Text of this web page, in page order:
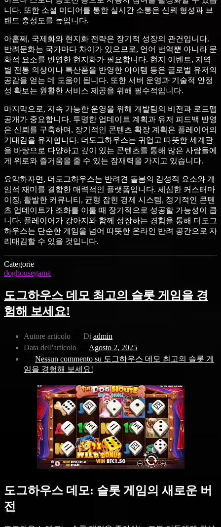
니다. 또한 소셜 미디어를 통한 실시간 소통은 신뢰 형성과 브
랜드 충성도를 높입니다.
아홉째, 국제화와 현지화 전략은 장기적 성장의 관건입니다.
반려문화는 국가마다 차이가 있으므로, 언어 번역뿐 아니라 문
화적 요소를 반영한 현지화가 필요합니다. 현지 이벤트, 지역
별 전통 의상이나 특산품을 반영한 아이템 등은 글로벌 유저의
공감을 얻는 데 도움이 됩니다. 또한 서버 운영과 기술적 안정
성 확보는 원활한 서비스 제공을 위해 필수적입니다.
마지막으로, 지속 가능한 운영을 위해 개발팀의 비전과 로드맵
공개가 중요합니다. 투명한 업데이트 계획과 유저 피드백 반영
은 신뢰를 구축하며, 장기적인 콘텐츠 확장 계획은 플레이어의
기대감을 유지합니다. 더도그하우스는 귀엽고 따뜻한 세계관
을 바탕으로 다양하고 깊이 있는 콘텐츠를 통해 많은 사람들에
게 위로와 즐거움을 줄 수 있는 잠재력을 가지고 있습니다.
요약하자면, 더도그하우스는 반려견 돌봄의 감성적 요소와 게
임적 재미를 결합한 매력적인 플랫폼입니다. 세심한 커스터마
이징, 활발한 커뮤니티, 균형 잡힌 경제 시스템, 정기적인 콘텐
츠 업데이트가 조화를 이룰 때 장기적으로 성공할 가능성이 큽
니다. 플레이어가 강아지와 함께 성장하는 경험을 통해 더도그
하우스는 단순한 게임을 넘어 따뜻한 온라인 반려 공간으로 자
리매김할 수 있을 것입니다.
Categorie
doghousegame
도그하우스 데모 최고의 슬롯 게임을 경
험해 보세요!
Autore articolo Di admin
Data dell'articolo
Agosto 2, 2025
Nessun commento su 도그하우스 데모 최고의 슬롯 게
임을 경험해 보세요!
도그하우스 데모: 슬롯 게임의 새로운 버
전